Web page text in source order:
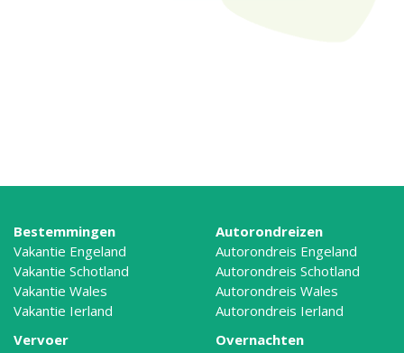
Bestemmingen
Vakantie Engeland
Vakantie Schotland
Vakantie Wales
Vakantie Ierland
Autorondreizen
Autorondreis Engeland
Autorondreis Schotland
Autorondreis Wales
Autorondreis Ierland
Vervoer
Overnachten